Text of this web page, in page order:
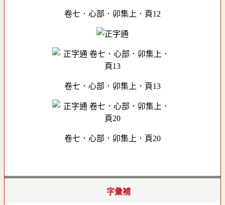
卷七．心部．卯集上．頁12
卷七．心部．卯集上．頁13
卷七．心部．卯集上．頁20
字彙補